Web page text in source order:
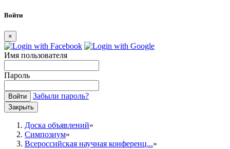
Войти
×
Имя пользователя
Пароль
Войти Забыли пароль?
Закрыть
Доска объявлений
Симпозиум
Всероссийская научная конференц...